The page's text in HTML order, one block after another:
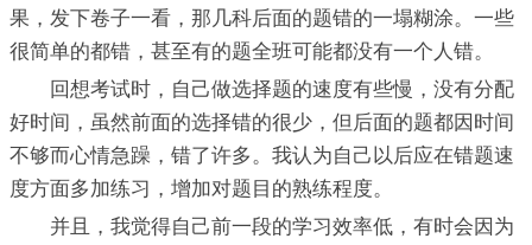
果，发下卷子一看，那几科后面的题错的一塌糊涂。一些
很简单的都错，甚至有的题全班可能都没有一个人错。
回想考试时，自己做选择题的速度有些慢，没有分配
好时间，虽然前面的选择错的很少，但后面的题都因时间
不够而心情急躁，错了许多。我认为自己以后应在错题速
度方面多加练习，增加对题目的熟练程度。
并且，我觉得自己前一段的学习效率低，有时会因为